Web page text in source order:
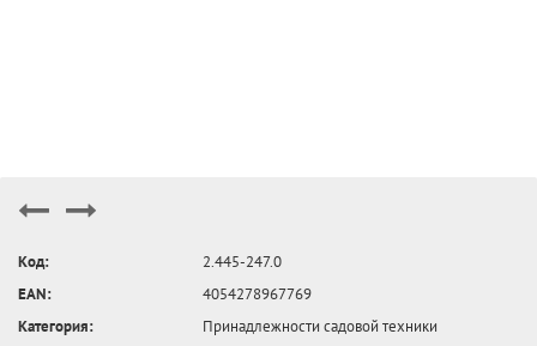
Код:
2.445-247.0
EAN:
4054278967769
Категория:
Принадлежности садовой техники